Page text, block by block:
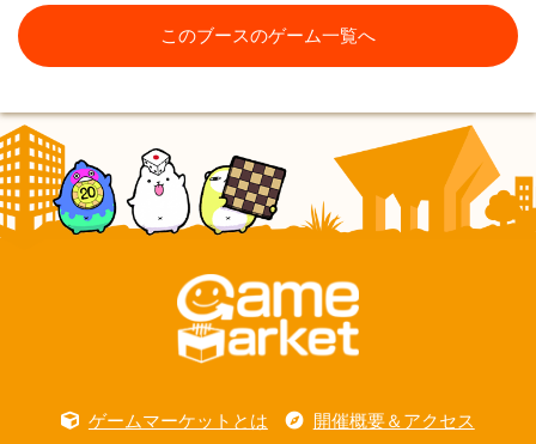
このブースのゲーム一覧へ
ゲームマーケットとは 開催概要＆アクセス